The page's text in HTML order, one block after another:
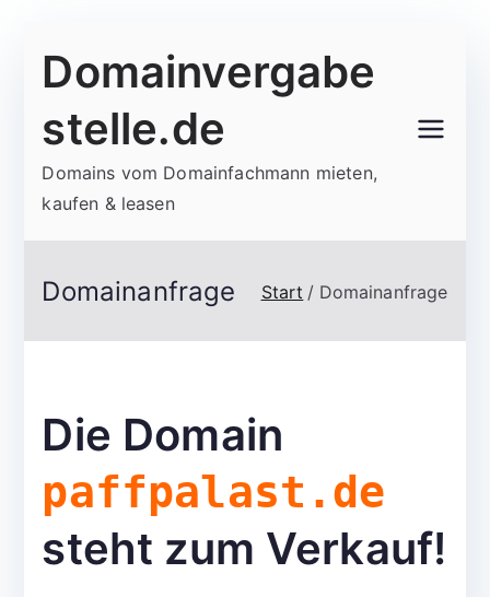
Inhalt
Domainvergabe
stelle.de
Domains vom Domainfachmann mieten,
kaufen & leasen
Domainanfrage Start Domainanfrage
Die Domain
paffpalast.de
steht zum Verkauf!